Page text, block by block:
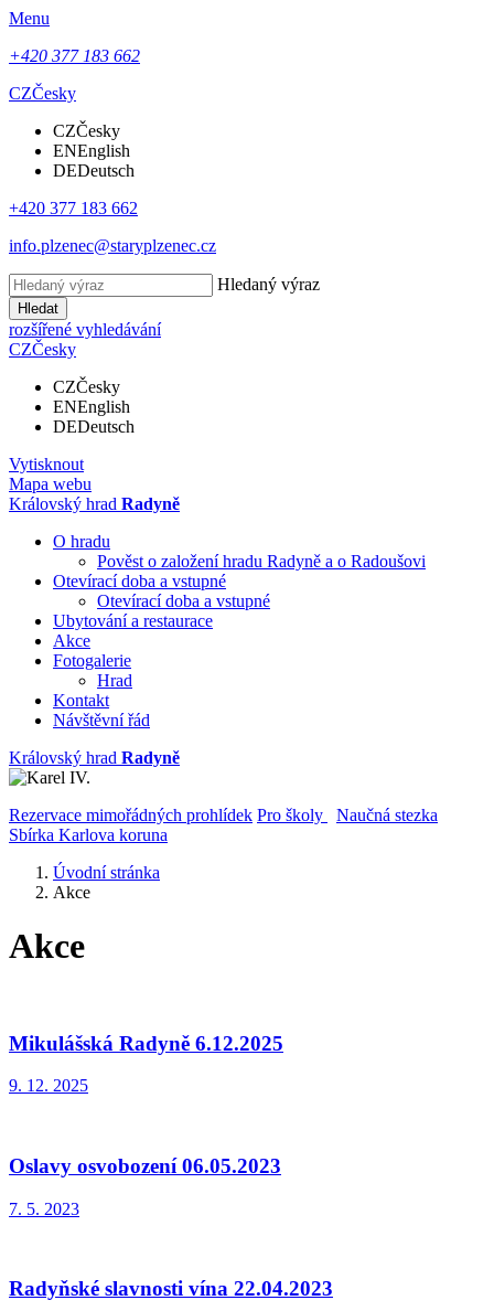
Menu
+420 377 183 662
CZČesky
CZČesky
ENEnglish
DEDeutsch
+420 377 183 662
info.plzenec@staryplzenec.cz
Hledaný výraz
Hledat
rozšířené vyhledávání
CZČesky
CZČesky
ENEnglish
DEDeutsch
Vytisknout
Mapa webu
Královský hrad Radyně
O hradu
Pověst o založení hradu Radyně a o Radoušovi
Otevírací doba a vstupné
Otevírací doba a vstupné
Ubytování a restaurace
Akce
Fotogalerie
Hrad
Kontakt
Návštěvní řád
Královský hrad Radyně
Rezervace mimořádných prohlídek Pro školy
Naučná stezka
Sbírka Karlova koruna
Úvodní stránka
Akce
Akce
Mikulášská Radyně 6.12.2025
9. 12. 2025
Oslavy osvobození 06.05.2023
7. 5. 2023
Radyňské slavnosti vína 22.04.2023